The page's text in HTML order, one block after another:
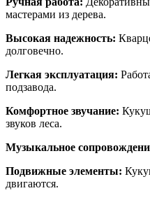
мастерами из дерева.
Высокая надежность:
долговечно.
Легкая эксплуатация:
подзавода.
Комфортное звучание:
звуков леса.
Музыкальное
Подвижные элементы:
двигаются.